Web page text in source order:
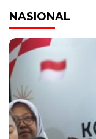
NASIONAL